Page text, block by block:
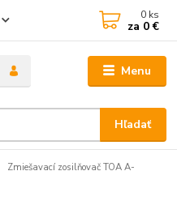
Menu
Hľadať
0 ks
za 0 €
Zmiešavací zosilňovač TOA A-